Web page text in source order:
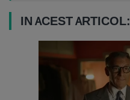
IN ACEST ARTICOL: